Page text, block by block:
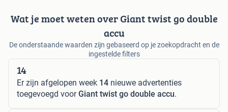
Wat je moet weten over Giant twist go double
accu
De onderstaande waarden zijn gebaseerd op je zoekopdracht en de
ingestelde filters
14
Er zijn afgelopen week 14 nieuwe advertenties
toegevoegd voorGiant twist go double accu.